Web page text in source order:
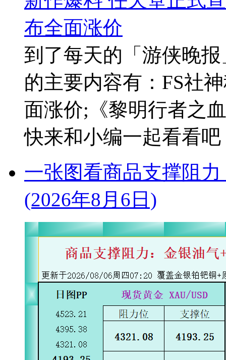
到了每天的「游侠晚
的主要内容有：FS社
面涨价;《黎明行者之
快来和小编一起看看吧
一张图看商品支撑阻
(2026年8月6日)